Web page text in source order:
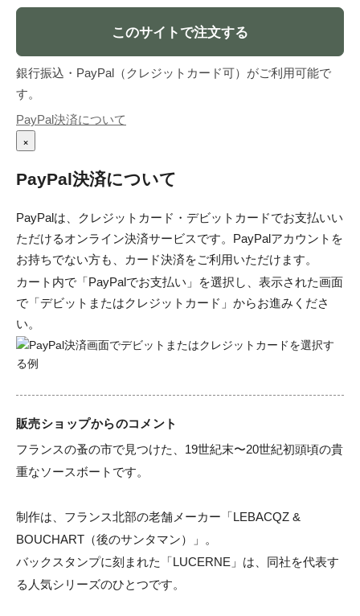
このサイトで注文する
銀行振込・PayPal（クレジットカード可）がご利用可能で
す。
PayPal決済について
×
PayPal決済について
PayPalは、クレジットカード・デビットカードでお支払いい
ただけるオンライン決済サービスです。PayPalアカウントを
お持ちでない方も、カード決済をご利用いただけます。
カート内で「PayPalでお支払い」を選択し、表示された画面
で「デビットまたはクレジットカード」からお進みくださ
い。
販売ショップからのコメント
フランスの蚤の市で見つけた、19世紀末〜20世紀初頭頃の貴
重なソースボートです。
制作は、フランス北部の老舗メーカー「LEBACQZ &
BOUCHART（後のサンタマン）」。
バックスタンプに刻まれた「LUCERNE」は、同社を代表す
る人気シリーズのひとつです。